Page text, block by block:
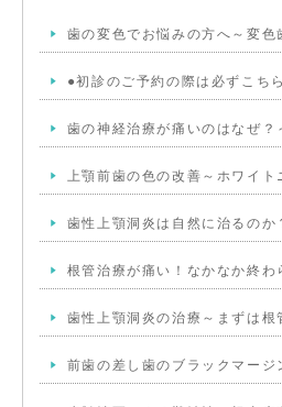
歯の変色でお悩みの方へ～変色
●初診のご予約の際は必ずこち
歯の神経治療が痛いのはなぜ
上顎前歯の色の改善～ホワイ
歯性上顎洞炎は自然に治るの
根管治療が痛い！なかなか終
歯性上顎洞炎の治療～まずは根
前歯の差し歯のブラックマー